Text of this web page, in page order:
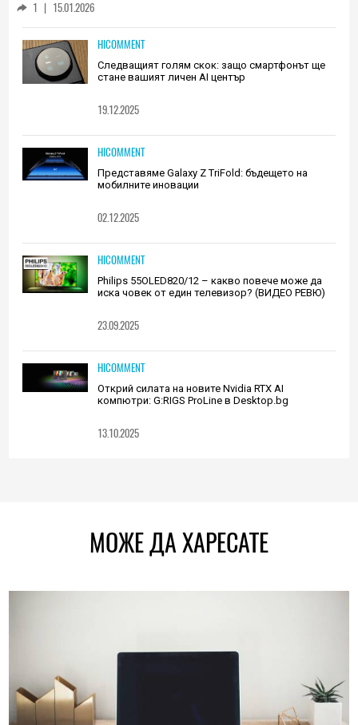
1 | 15.01.2026
HICOMMENT
Следващият голям скок: защо смартфонът ще
стане вашият личен AI център
19.12.2025
HICOMMENT
Представяме Galaxy Z TriFold: бъдещето на
мобилните иновации
02.12.2025
HICOMMENT
Philips 55OLED820/12 – какво повече може да
иска човек от един телевизор? (ВИДЕО РЕВЮ)
23.09.2025
HICOMMENT
Открий силата на новите Nvidia RTX AI
компютри: G:RIGS ProLine в Desktop.bg
13.10.2025
МОЖЕ ДА ХАРЕСАТЕ